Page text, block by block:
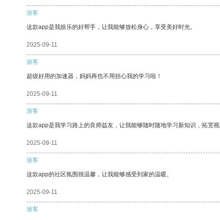
游客
这款app是我娱乐的好帮手，让我能够放松身心，享受美好时光。
2025-09-11
游客
超级好用的加速器，妈妈再也不用担心我的学习啦！
2025-09-11
游客
这款app是我学习路上的良师益友，让我能够随时随地学习新知识，拓宽
2025-09-11
游客
这款app的社区氛围很温馨，让我能够感受到家的温暖。
2025-09-11
游客